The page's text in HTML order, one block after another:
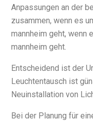
Anpassungen an der
zusammen, wenn es
mannheim geht, wenn
mannheim geht.
Entscheidend ist der
Leuchtentausch ist
Neuinstallation von
Bei der Planung für